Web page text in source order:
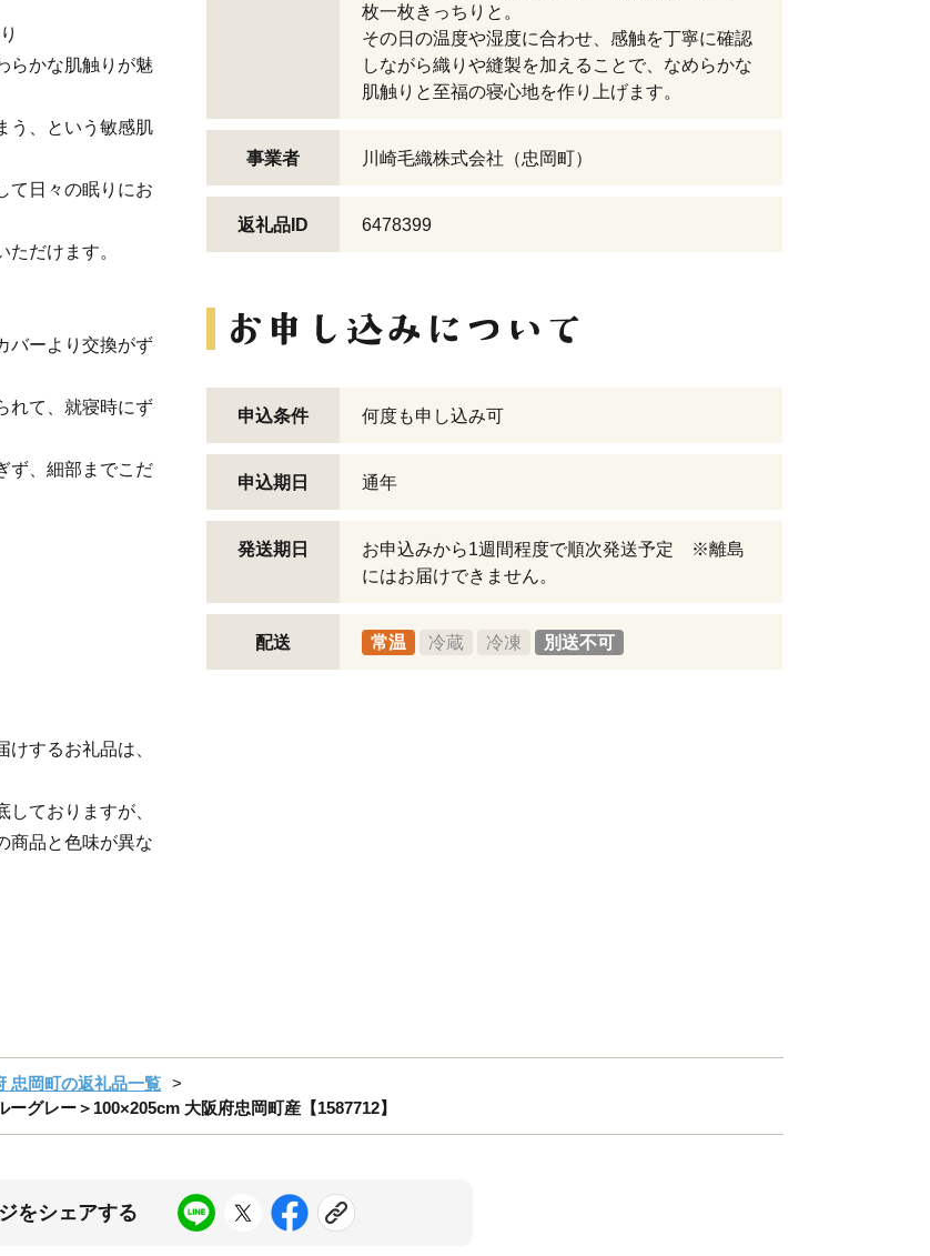
らかな肌触りが魅
う、という敏感肌
て日々の眠りにお
だけます。
バーより交換がず
れて、就寝時にず
ず、細部までこだ
するお礼品は、
ておりますが、
商品と色味が異な
枚一枚きっちりと。
その日の温度や湿度に合わせ、感触を丁寧に確認
しながら織りや縫製を加えることで、なめらかな
肌触りと至福の寝心地を作り上げます。
事業者 川崎毛織株式会社（忠岡町）
返礼品ID 6478399
申込条件 何度も申し込み可
申込期日 通年
発送期日
お申込みから1週間程度で順次発送予定 ※離島
にはお届けできません。
配送 常温 冷蔵 冷凍 別送不可
忠岡町の返礼品一覧
グレー＞100×205cm 大阪府忠岡町産【1587712】
をシェアする